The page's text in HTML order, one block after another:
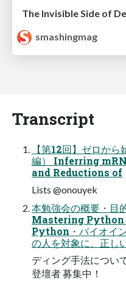
The Invisible Side of
smashingmag
Transcript
【第12回】ゼロか
編） Inferring
and Reductions of
Lists @onouyek
本勉強会の概要・目
Mastering
Python・バイオイ
の人を対象に、正
ディング手法につい
登壇者 募集中！